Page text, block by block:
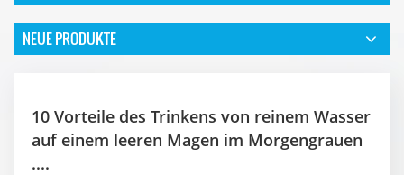
NEUE PRODUKTE
10 Vorteile des Trinkens von reinem Wasser
auf einem leeren Magen im Morgengrauen
....